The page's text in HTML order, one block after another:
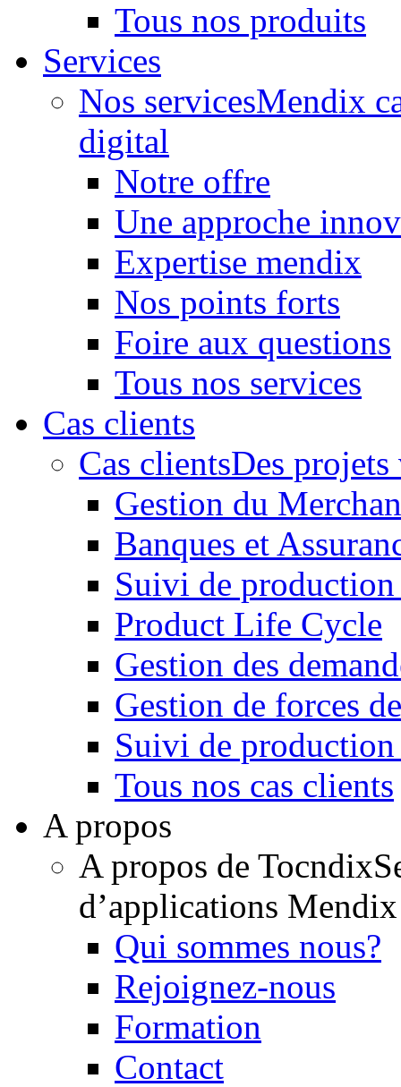
Tous nos produits
Services
Nos servicesMendix
digital
Notre offre
Une approche
Expertise mendix
Nos points forts
Foire aux questions
Tous nos services
Cas clients
Cas clientsDes projets
Gestion du
Banques et
Suivi de
Product Life Cycle
Gestion des
Gestion de forces
Suivi de
Tous nos cas clients
A propos
A propos de Tocndix
d’applications Mendix
Qui sommes nous?
Rejoignez-nous
Formation
Contact